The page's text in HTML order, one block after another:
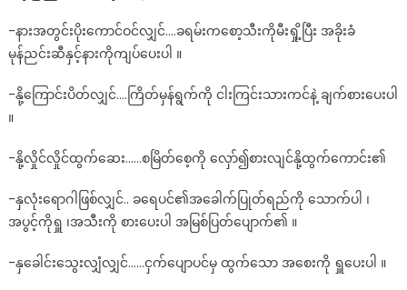
-နားအတွင်းပိုးကောင်ဝင်လျှင်….ခရမ်းကစော့သီးကိုမီးရှို့ပြီး အခိုးခံ
မုန်ညင်းဆီနှင့်နားကိုကျပ်ပေးပါ ။
-နို့ကြောင်းပိတ်လျှင်….ကြိတ်မှန်ရွက်ကို ငါးကြင်းသားကင်နဲ့ ချက်စားပေးပါ
။
-နို့လှိုင်လှိုင်ထွက်ဆေး……စမြိတ်စေ့ကို လှော်၍စားလျင်နို့ထွက်ကောင်း၏
-နှလုံးရောဂါဖြစ်လျှင်.. ခရေပင်၏အခေါက်ပြုတ်ရည်ကို သောက်ပါ ၊
အပွင့်ကိုရှူ ၊အသီးကို စားပေးပါ အမြစ်ပြတ်ပျောက်၏ ။
-နှခေါင်းသွေးလျှံလျှင်……ငှက်ပျောပင်မှ ထွက်သော အစေးကို ရှူပေးပါ ။